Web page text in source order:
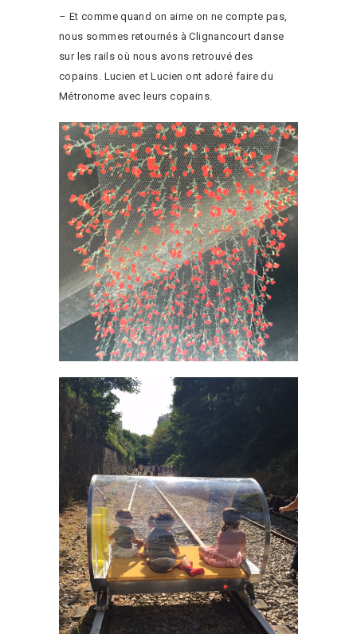
– Et comme quand on aime on ne compte pas,
nous sommes retournés à Clignancourt danse
sur les rails où nous avons retrouvé des
copains. Lucien et Lucien ont adoré faire du
Métronome avec leurs copains.